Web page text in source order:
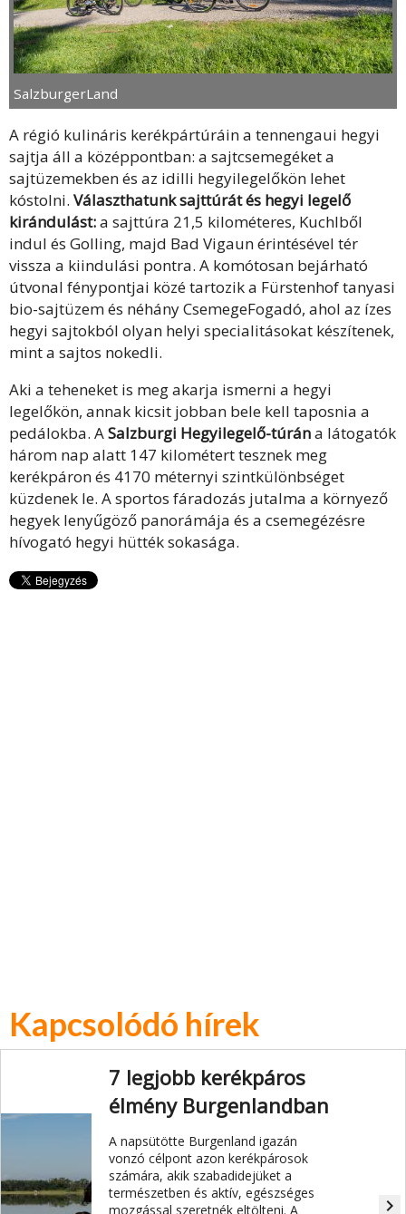
SalzburgerLand
A régió kulináris kerékpártúráin a tennengaui hegyi
sajtja áll a középpontban: a sajtcsemegéket a
sajtüzemekben és az idilli hegyilegelőkön lehet
kóstolni. Választhatunk sajttúrát és hegyi legelő
kirándulást:a sajttúra 21,5 kilométeres, Kuchlből
indul és Golling, majd Bad Vigaun érintésével tér
vissza a kiindulási pontra. A komótosan bejárható
útvonal fénypontjai közé tartozik a Fürstenhof tanyasi
bio-sajtüzem és néhány CsemegeFogadó, ahol az ízes
hegyi sajtokból olyan helyi specialitásokat készítenek,
mint a sajtos nokedli.
Aki a teheneket is meg akarja ismerni a hegyi
legelőkön, annak kicsit jobban bele kell taposnia a
pedálokba. ASalzburgi Hegyilegelő-túrána látogatók
három nap alatt 147 kilométert tesznek meg
kerékpáron és 4170 méternyi szintkülönbséget
küzdenek le. A sportos fáradozás jutalma a környező
hegyek lenyűgöző panorámája és a csemegézésre
hívogató hegyi hütték sokasága.
Kapcsolódó hírek
7 legjobb kerékpáros
élmény Burgenlandban
A napsütötte Burgenland igazán
vonzó célpont azon kerékpárosok
számára, akik szabadidejüket a
természetben és aktív, egészséges
mozgással szeretnék eltölteni. A
navigate_next